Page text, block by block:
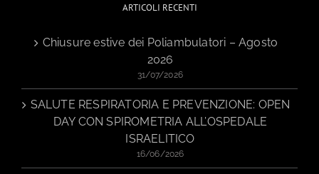
ARTICOLI RECENTI
Chiusure estive dei Poliambulatori – Agosto
2026
31/07/2026
SALUTE RESPIRATORIA E PREVENZIONE: OPEN
DAY CON SPIROMETRIA ALL’OSPEDALE
ISRAELITICO
16/06/2026